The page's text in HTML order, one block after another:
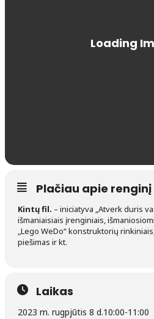
Plačiau apie renginį
Kintų fil. – iniciatyva „Atverk duris
išmaniaisiais įrenginiais,
„Lego WeDo“ konstruktorių
piešimas ir kt.
Laikas
2023 m. rugpjūtis 8 d.10:00-11:00